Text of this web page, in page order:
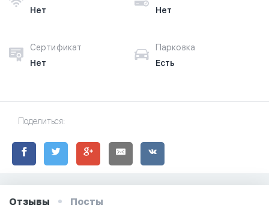
Нет
Нет
Сертификат
Нет
Парковка
Есть
Поделиться:
Отзывы Посты